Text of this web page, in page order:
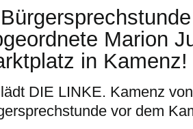
Marion
in Kamenz!
DIE LINKE. Kamenz
vor dem